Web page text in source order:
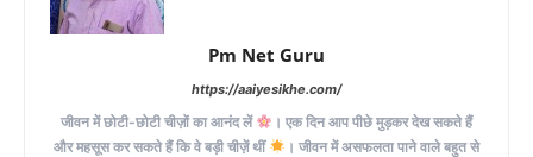
Pm Net Guru
https://aaiyesikhe.com/
जीवन में छोटी-छोटी चीज़ों का आनंद लें
। एक दिन आप पीछे मुड़कर देख सकते हैं
और महसूस कर सकते हैं कि वे बड़ी चीज़ें थीं
। जीवन में असफलता पाने वाले बहुत से